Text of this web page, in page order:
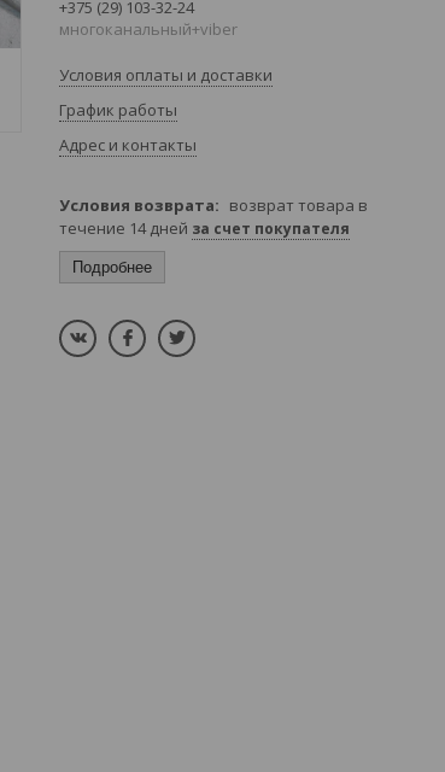
+375 (29) 103-32-24
многоканальный+viber
Условия оплаты и доставки
График работы
Адрес и контакты
возврат товара в
течение 14 дней за счет покупателя
Подробнее